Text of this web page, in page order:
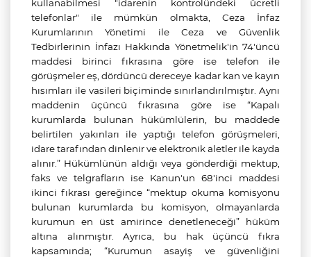
kullanabilmesi "idarenin kontrolündeki ücretli
telefonlar" ile mümkün olmakta, Ceza İnfaz
Kurumlarının Yönetimi ile Ceza ve Güvenlik
Tedbirlerinin İnfazı Hakkında Yönetmelik'in 74'üncü
maddesi birinci fıkrasına göre ise telefon ile
görüşmeler eş, dördüncü dereceye kadar kan ve kayın
hısımları ile vasileri biçiminde sınırlandırılmıştır. Aynı
maddenin üçüncü fıkrasına göre ise “Kapalı
kurumlarda bulunan hükümlülerin, bu maddede
belirtilen yakınları ile yaptığı telefon görüşmeleri,
idare tarafından dinlenir ve elektronik aletler ile kayda
alınır.” Hükümlünün aldığı veya gönderdiği mektup,
faks ve telgrafların ise Kanun'un 68'inci maddesi
ikinci fıkrası gereğince “mektup okuma komisyonu
bulunan kurumlarda bu komisyon, olmayanlarda
kurumun en üst amirince denetleneceği” hüküm
altına alınmıştır. Ayrıca, bu hak üçüncü fıkra
kapsamında; “Kurumun asayiş ve güvenliğini